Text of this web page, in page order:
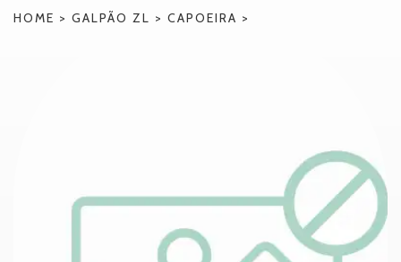
HOME > GALPÃO ZL > CAPOEIRA >